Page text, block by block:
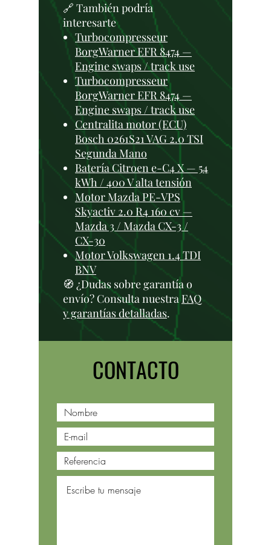
🔗 También podría
interesarte
Turbocompresseur
BorgWarner EFR 8474 —
Engine swaps / track use
Turbocompresseur
BorgWarner EFR 8474 —
Engine swaps / track use
Centralita motor (ECU)
Bosch 0261S21 VAG 2.0 TSI
Segunda Mano
Batería Citroen e-C4 X — 54
kWh / 400 V alta tensión
Motor Mazda PE-VPS
Skyactiv 2.0 R4 160 cv —
Mazda 3 / Mazda CX-3 /
CX-30
Motor Volkswagen 1.4 TDI
BNV
🧭 ¿Dudas sobre garantía o
envío? Consulta nuestraFAQ
y garantías detalladas.
CONTACTO